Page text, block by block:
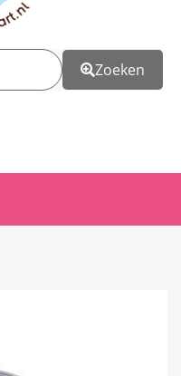
Zoeken